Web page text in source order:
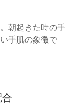
朝起きた時の手
手肌の象徴で